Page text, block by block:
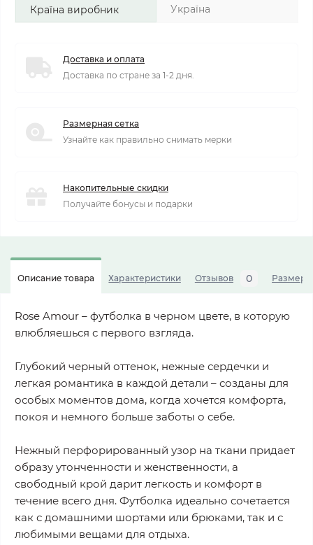
Країна виробник Україна
Доставка и оплата
Доставка по стране за 1-2 дня.
Размерная сетка
Узнайте как правильно снимать мерки
Накопительные скидки
Получайте бонусы и подарки
Описание товара Характеристики Отзывов 0
Rose Amour – футболка в черном цвете, в которую
влюбляешься с первого взгляда.
Глубокий черный оттенок, нежные сердечки и
легкая романтика в каждой детали – созданы для
особых моментов дома, когда хочется комфорта,
покоя и немного больше заботы о себе.
Нежный перфорированный узор на ткани придает
образу утонченности и женственности, а
свободный крой дарит легкость и комфорт в
течение всего дня. Футболка идеально сочетается
как с домашними шортами или брюками, так и с
любимыми вещами для отдыха.